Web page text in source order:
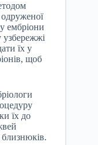
ембріони
узбережжі
їх у
щоб
їх до